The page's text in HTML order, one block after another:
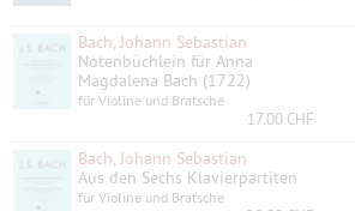
Bach, Johann Sebastian
Notenbüchlein für Anna
Magdalena Bach (1722)
für Violine und Bratsche
17.00 CHF
Bach, Johann Sebastian
Aus den Sechs Klavierpartiten
für Violine und Bratsche